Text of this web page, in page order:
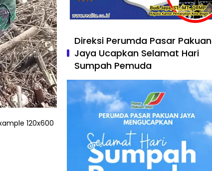
Direksi Perumda Pasar Pakuan
Jaya Ucapkan Selamat Hari
Sumpah Pemuda